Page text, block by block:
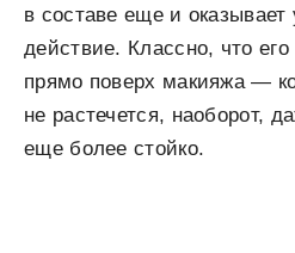
в составе еще и
действие. Классно, что
прямо поверх макияжа —
не растечется, наоборот,
еще более стойко.